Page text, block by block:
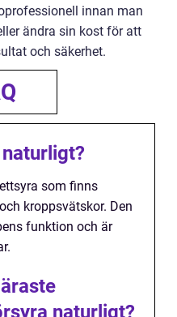
innan man
ändra sin kost för att
och säkerhet.
som finns
kroppsvätskor. Den
funktion och är
naturligt?